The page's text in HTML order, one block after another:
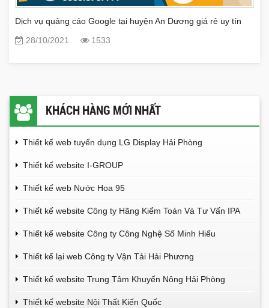
Dịch vụ quảng cáo Google tại huyện An Dương giá rẻ uy tín
28/10/2021
1533
KHÁCH HÀNG MỚI NHẤT
Thiết kế web tuyển dụng LG Display Hải Phòng
Thiết kế website I-GROUP
Thiết kế web Nước Hoa 95
Thiết kế website Công ty Hãng Kiểm Toán Và Tư Vấn IPA
Thiết kế website Công ty Công Nghệ Số Minh Hiếu
Thiết kế lại web Công ty Vận Tải Hải Phương
Thiết kế website Trung Tâm Khuyến Nông Hải Phòng
Thiết kế website Nội Thất Kiến Quốc